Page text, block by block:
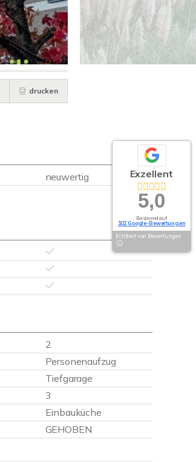
drucken
neuwertig
2
Personenaufzug
Tiefgarage
3
Einbauküche
GEHOBEN
Exzellent
5,0
Basierend auf
102 Google-Bewertungen
Echtheit von Bewertungen